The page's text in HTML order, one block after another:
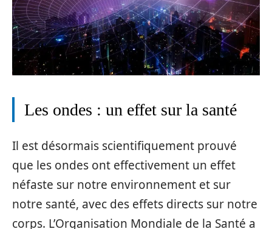
Les ondes : un effet sur la santé
Il est désormais scientifiquement prouvé
que les ondes ont effectivement un effet
néfaste sur notre environnement et sur
notre santé, avec des effets directs sur notre
corps. L’Organisation Mondiale de la Santé a